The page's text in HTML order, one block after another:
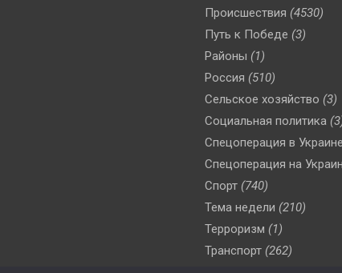
Происшествия (4530)
Путь к Победе (3)
Районы (1)
Россия (510)
Сельское хозяйство (3)
Социальная политика
Спецоперация в Украине
Спецоперация на
Спорт (740)
Тема недели (210)
Терроризм (1)
Транспорт (262)